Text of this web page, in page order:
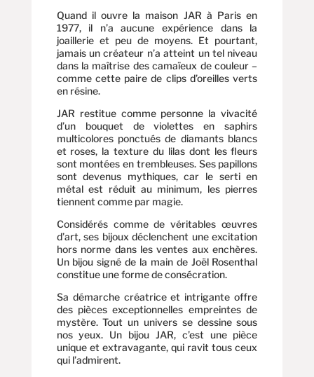
Quand il ouvre la maison JAR à Paris en
1977, il n’a aucune expérience dans la
joaillerie et peu de moyens. Et pourtant,
jamais un créateur n’a atteint un tel niveau
dans la maîtrise des camaïeux de couleur –
comme cette paire de clips d’oreilles verts
en résine.
JAR restitue comme personne la vivacité
d’un bouquet de violettes en saphirs
multicolores ponctués de diamants blancs
et roses, la texture du lilas dont les fleurs
sont montées en trembleuses. Ses papillons
sont devenus mythiques, car le serti en
métal est réduit au minimum, les pierres
tiennent comme par magie.
Considérés comme de véritables œuvres
d’art, ses bijoux déclenchent une excitation
hors norme dans les ventes aux enchères.
Un bijou signé de la main de Joël Rosenthal
constitue une forme de consécration.
Sa démarche créatrice et intrigante offre
des pièces exceptionnelles empreintes de
mystère. Tout un univers se dessine sous
nos yeux. Un bijou JAR, c’est une pièce
unique et extravagante, qui ravit tous ceux
qui l’admirent.